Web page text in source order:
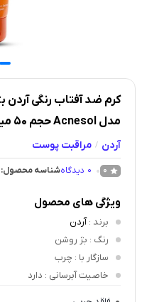
مدل Acnesol حجم 50 میلی لیتر
آردن / مراقبت پوست
0
0 دیدگاهشناسه محصول:
ویژگی های محصول
برند :آردن
رنگ : بژ روشن
سازگار با : چرب
خاصیت آبرسانی : دارد